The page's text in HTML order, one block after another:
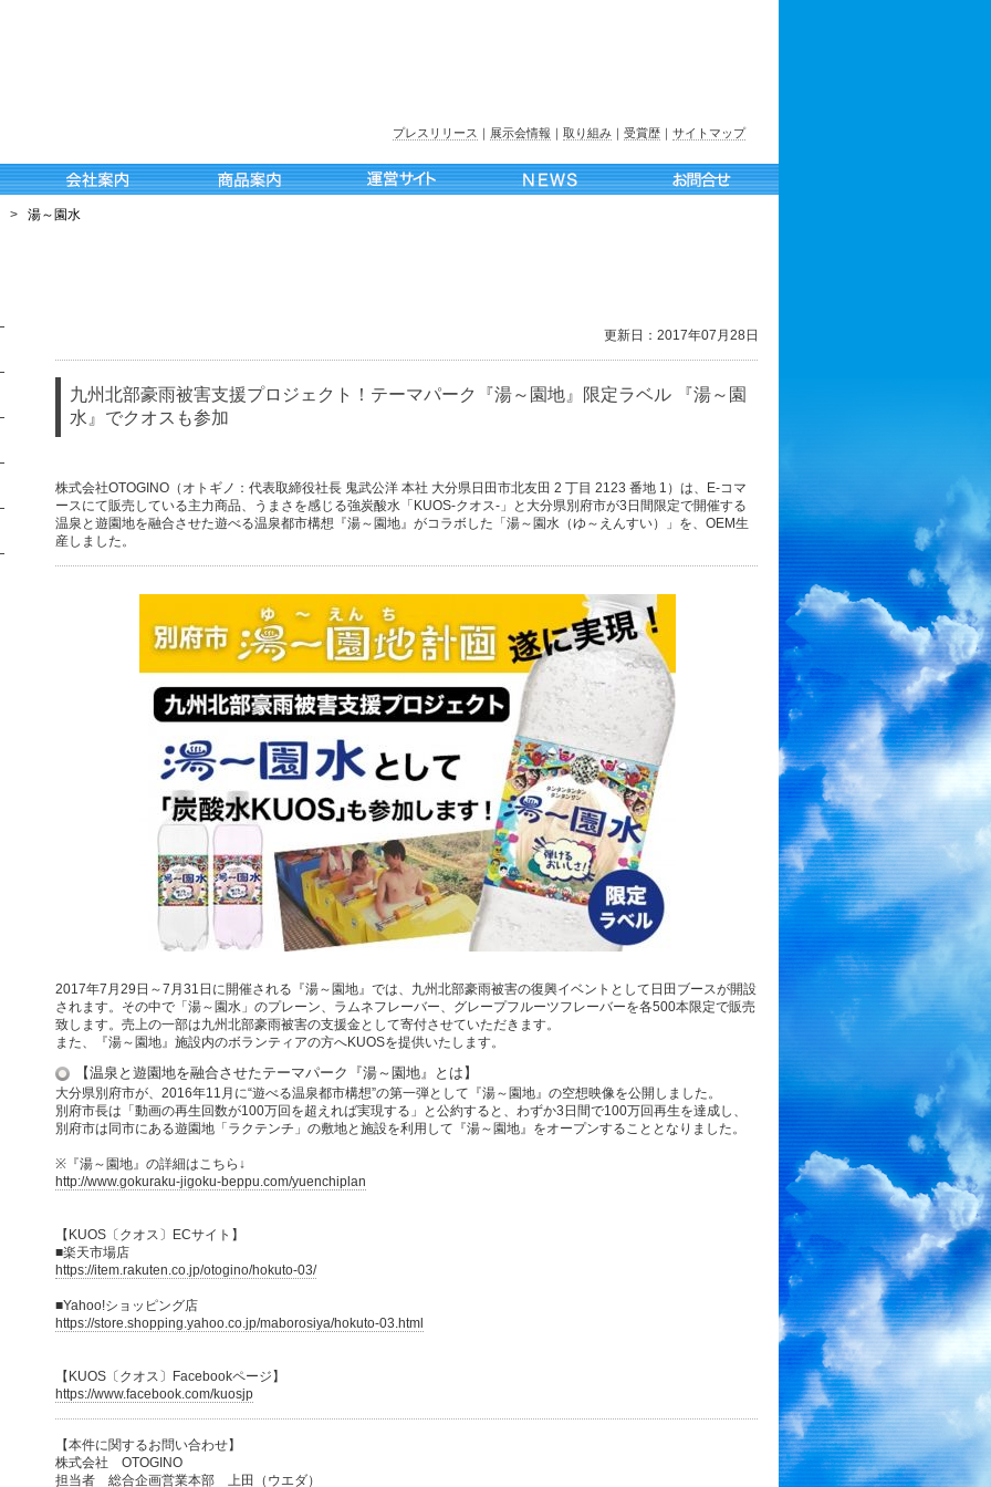
プレスリリース ｜ 展示会情報 ｜ 取り組み ｜ 受賞歴 ｜ サイトマップ
> 湯～園水
更新日：2017年07月28日
九州北部豪雨被害支援プロジェクト！テーマパーク『湯～園地』限定ラベル 『湯～園
水』でクオスも参加
株式会社OTOGINO（オトギノ：代表取締役社長 鬼武公洋 本社 大分県日田市北友田 2 丁目 2123 番地 1）は、E-コマ
ースにて販売している主力商品、うまさを感じる強炭酸水「KUOS-クオス-」と大分県別府市が3日間限定で開催する
温泉と遊園地を融合させた遊べる温泉都市構想『湯～園地』がコラボした「湯～園水（ゆ～えんすい）」を、OEM生
産しました。
2017年7月29日～7月31日に開催される『湯～園地』では、九州北部豪雨被害の復興イベントとして日田ブースが開設
されます。その中で「湯～園水」のプレーン、ラムネフレーバー、グレープフルーツフレーバーを各500本限定で販売
致します。売上の一部は九州北部豪雨被害の支援金として寄付させていただきます。
また、『湯～園地』施設内のボランティアの方へKUOSを提供いたします。
【温泉と遊園地を融合させたテーマパーク『湯～園地』とは】
大分県別府市が、2016年11月に“遊べる温泉都市構想”の第一弾として『湯～園地』の空想映像を公開しました。
別府市長は「動画の再生回数が100万回を超えれば実現する」と公約すると、わずか3日間で100万回再生を達成し、
別府市は同市にある遊園地「ラクテンチ」の敷地と施設を利用して『湯～園地』をオープンすることとなりました。
※『湯～園地』の詳細はこちら↓
http://www.gokuraku-jigoku-beppu.com/yuenchiplan
【KUOS〔クオス〕ECサイト】
■楽天市場店
https://item.rakuten.co.jp/otogino/hokuto-03/
■Yahoo!ショッピング店
https://store.shopping.yahoo.co.jp/maborosiya/hokuto-03.html
【KUOS〔クオス〕Facebookページ】
https://www.facebook.com/kuosjp
【本件に関するお問い合わせ】
株式会社 OTOGINO
担当者 総合企画営業本部 上田（ウエダ）